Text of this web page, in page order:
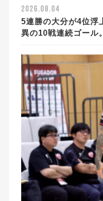
2026.08.04
5連勝の大分が4位浮
異の10戦連続ゴー